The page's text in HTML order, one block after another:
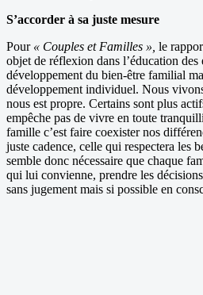
S’accorder à sa juste mesure
Pour « Couples et Familles », le
objet de réflexion dans l’éducation
développement du bien-être familial
développement individuel. Nous
nous est propre. Certains sont plus
empêche pas de vivre en toute
famille c’est faire coexister nos
juste cadence, celle qui respectera les
semble donc nécessaire que chaque
qui lui convienne, prendre les
sans jugement mais si possible en